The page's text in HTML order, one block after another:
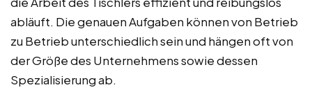
abläuft. Die genauen Aufgaben können von Betrieb
zu Betrieb unterschiedlich sein und hängen oft von
der Größe des Unternehmens sowie dessen
Spezialisierung ab.